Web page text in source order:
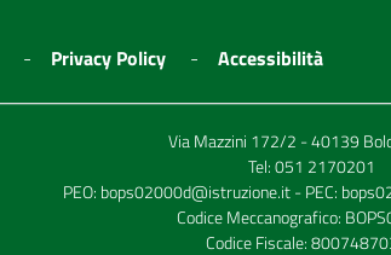
Privacy Policy Accessibilità
Via Mazzini 172/2 - 40139
Tel:051 2170201
PEO: bops02000d@istruzione.it- PEC:
Codice Meccanografico:
Codice Fiscale: